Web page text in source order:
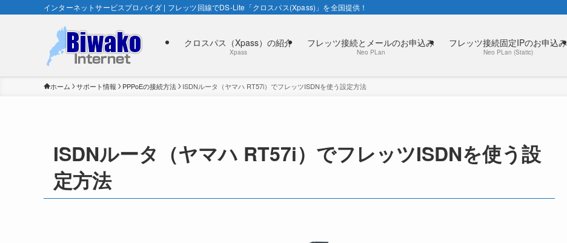
インターネットサービスプロバイダ | フレッツ回線でDS-Lite「クロスパス(Xpass)」を全国提供！
クロスパス（Xpass）の紹介
Xpass
フレッツ接続とメールのお申込み
Neo PLan
フレッツ接続固定IPのお申込み
Neo PLan (Static)
ホーム サポート情報 PPPoEの接続方法 ISDNルータ（ヤマハ RT57i）でフレッツISDNを使う設定方法
ISDNルータ（ヤマハ RT57i）でフレッツISDNを使う設
定方法